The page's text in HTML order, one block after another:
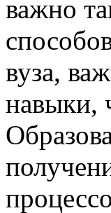
важно
вуза,
навыки,